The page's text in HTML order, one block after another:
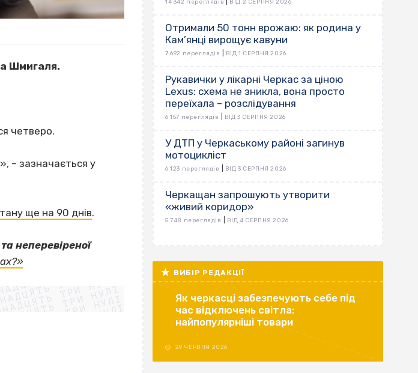
Шмигаля.
четверо.
– зазначається у
ще на 90 днів.
неперевіреної
ТРИ НУЛІ
ТРИ НУЛІ
ТРИ НУЛІ
ТРИ НУЛІ
ТРИ НУЛІ
ТРИ НУЛІ
ТРИ НУЛІ
14 342 переглядів ВІД 2 СЕРПНЯ 2026
Отримали 50 тонн врожаю: як родина у
Кам’янці вирощує кавуни
7 692 переглядів ВІД 1 СЕРПНЯ 2026
Рукавички у лікарні Черкас за ціною
Lexus: схема не зникла, вона просто
переїхала – розслідування
6 157 переглядів ВІД 3 СЕРПНЯ 2026
У ДТП у Черкаському районі загинув
мотоцикліст
6 123 переглядів ВІД 3 СЕРПНЯ 2026
Черкащан запрошують утворити
«живий коридор»
5 748 переглядів ВІД 4 СЕРПНЯ 2026
ВИБІР РЕДАКЦІЇ
Як черкасці забезпечують себе під
час відключень світла:
найпопулярніші товари
29 ЧЕРВНЯ 2026